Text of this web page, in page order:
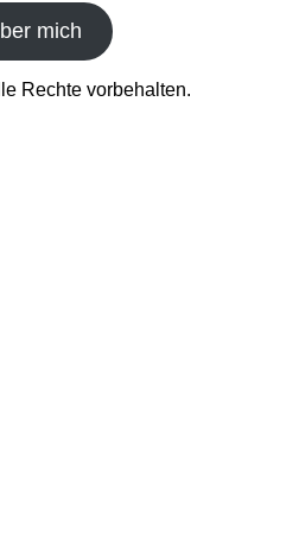
mich
Rechte vorbehalten.